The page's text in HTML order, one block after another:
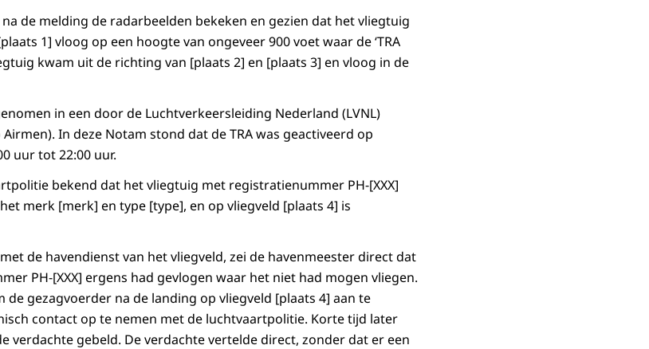
de melding de radarbeelden bekeken en gezien dat het vliegtuig
1] vloog op een hoogte van ongeveer 900 voet waar de ‘TRA
kwam uit de richting van [plaats 2] en [plaats 3] en vloog in de
in een door de Luchtverkeersleiding Nederland (LVNL)
In deze Notam stond dat de TRA was geactiveerd op
uur tot 22:00 uur.
bekend dat het vliegtuig met registratienummer PH-[XXX]
merk [merk] en type [type], en op vliegveld [plaats 4] is
de havendienst van het vliegveld, zei de havenmeester direct dat
PH-[XXX] ergens had gevlogen waar het niet had mogen vliegen.
de gezagvoerder na de landing op vliegveld [plaats 4] aan te
contact op te nemen met de luchtvaartpolitie. Korte tijd later
verdachte gebeld. De verdachte vertelde direct, zonder dat er een